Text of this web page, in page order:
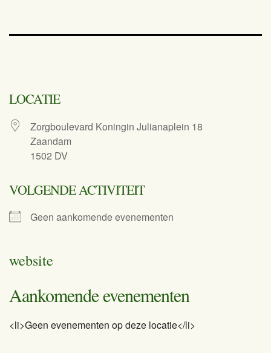
LOCATIE
Zorgboulevard Koningin Julianaplein 18
Zaandam
1502 DV
VOLGENDE ACTIVITEIT
Geen aankomende evenementen
website
Aankomende evenementen
<li>Geen evenementen op deze locatie</li>